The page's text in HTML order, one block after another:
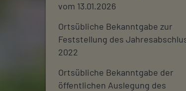
vom 13.01.2026
Ortsübliche Bekanntgabe zur
Feststellung des
2022
Ortsübliche Bekanntgabe der
öffentlichen Auslegung des